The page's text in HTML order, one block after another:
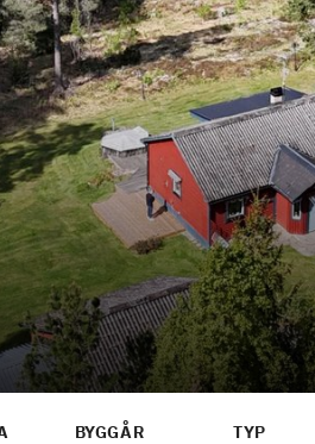
BYGGÅR
TYP